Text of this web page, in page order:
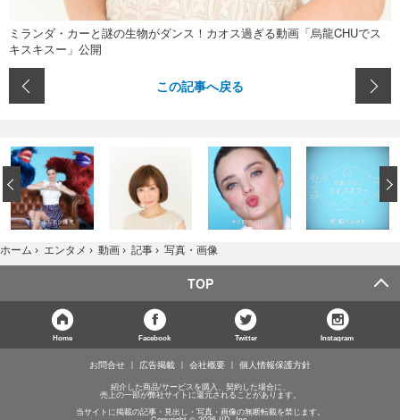
ミランダ・カーと謎の生物がダンス！カオス過ぎる動画「烏龍CHUでス
キスキスー」公開
この記事へ戻る
‹
ホーム › エンタメ › 動画 › 記事 › 写真・画像
TOP
Home Facebook Twitter Instagram
お問合せ 広告掲載 会社概要 個人情報保護方針
紹介した商品/サービスを購入、契約した場合に、
売上の一部が弊社サイトに還元されることがあります。
当サイトに掲載の記事・見出し・写真・画像の無断転載を禁じます。